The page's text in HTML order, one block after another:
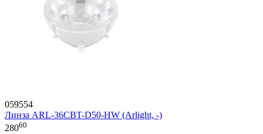
059554
Линза ARL-36CBT-D50-HW (Arlight, -)
28060